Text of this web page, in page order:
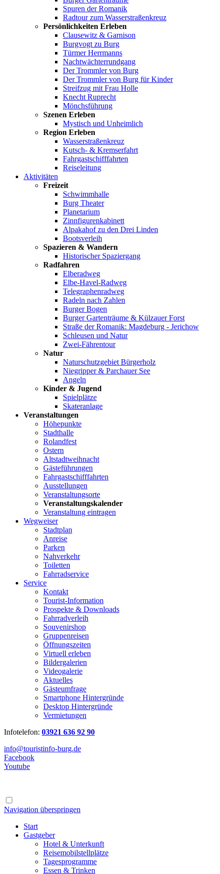
Spuren der Romanik
Radtour zum Wasserstraßenkreuz
Persönlichkeiten Erleben
Clausewitz & Garnison
Burgvogt zu Burg
Türmer Herrmanns
Nachtwächterrundgang
Der Trommler von Burg
Der Trommler von Burg für Kinder
Streifzug mit Frau Holle
Knecht Ruprecht
Mönchsführung
Szenen Erleben
Mystisch und Unheimlich
Region Erleben
Wasserstraßenkreuz
Kutsch- & Kremserfahrt
Fahrgastschifffahrten
Reiseleitung
Aktivitäten
Freizeit
Schwimmhalle
Burg Theater
Planetarium
Zinnfigurenkabinett
Alpakahof zu den Drei Linden
Bootsverleih
Spazieren & Wandern
Historischer Spaziergang
Radfahren
Elberadweg
Elbe-Havel-Radweg
Telegraphenradweg
Radeln nach Zahlen
Burger Bogen
Burger Gartenträume & Külzauer Forst
Straße der Romanik: Magdeburg - Jerichow
Schleusen und Natur
Zwei-Fährentour
Natur
Naturschutzgebiet Bürgerholz
Niegripper & Parchauer See
Angeln
Kinder & Jugend
Spielplätze
Skateranlage
Veranstaltungen
Höhepunkte
Stadthalle
Rolandfest
Ostern
Altstadtweihnacht
Gästeführungen
Fahrgastschifffahrten
Ausstellungen
Veranstaltungsorte
Veranstaltungskalender
Veranstaltung eintragen
Wegweiser
Stadtplan
Anreise
Parken
Nahverkehr
Toiletten
Fahrradservice
Service
Kontakt
Tourist-Information
Prospekte & Downloads
Fahrradverleih
Souvenirshop
Gruppenreisen
Öffnungszeiten
Virtuell erleben
Bildergalerien
Videogalerie
Aktuelles
Gästeumfrage
Smartphone Hintergründe
Desktop Hintergründe
Vermietungen
Infotelefon: 03921 636 92 90
info@touristinfo-burg.de
Facebook
Youtube
Navigation überspringen
Start
Gastgeber
Hotel & Unterkunft
Reisemobilstellplätze
Tagesprogramme
Essen & Trinken